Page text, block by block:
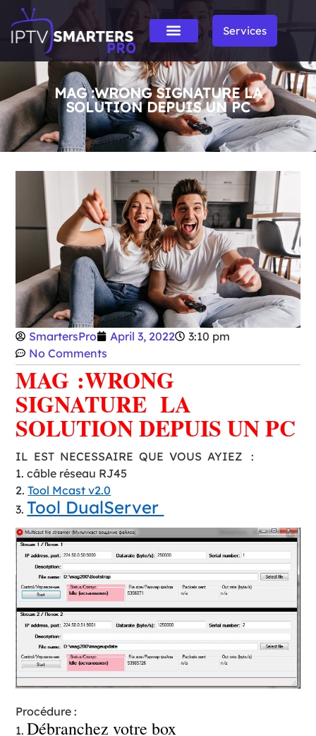
Services
MAG :WRONG SIGNATURE LA
SOLUTION DEPUIS UN PC
SmartersPro April 3, 2022
3:10 pm
No Comments
MAG :WRONG
SIGNATURE LA
SOLUTION DEPUIS UN PC
IL EST NECESSAIRE QUE VOUS AYIEZ :
1. câble réseau RJ45
2.Tool Mcast v2.0
3. Tool DualServer
Procédure :
1.Débranchez votre box